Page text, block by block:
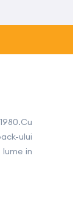
ului
in